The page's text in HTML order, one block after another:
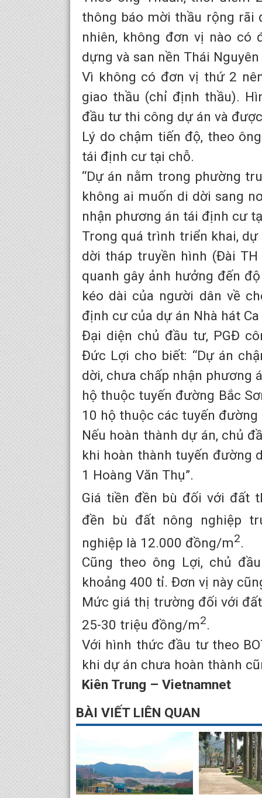
thông báo mời thầu rộng rãi
nhiên, không đơn vị nào có
dựng và san nền Thái
Vì không có đơn vị thứ 2
giao thầu (chỉ định thầu).
đầu tư thi công dự án và
Lý do chậm tiến độ, theo
tái định cư tại chỗ.
“Dự án nằm trong phường
không ai muốn di dời sang
nhận phương án tái định cư
Trong quá trình triển khai,
dời tháp truyền hình (Đài TH
quanh gây ảnh hưởng đến
kéo dài của người dân về
định cư của dự án Nhà hát
Đại diện chủ đầu tư, PGĐ
Đức Lợi cho biết: “Dự án
dời, chưa chấp nhận phương
hộ thuộc tuyến đường Bắc
10 hộ thuộc các tuyến đường
Nếu hoàn thành dự án, chủ
khi hoàn thành tuyến đường
1 Hoàng Văn Thụ”.
Giá tiền đền bù đối với đất
đền bù đất nông nghiệp
nghiệp là 12.000 đồng/m2.
Cũng theo ông Lợi, chủ
khoảng 400 tỉ. Đơn vị này
Mức giá thị trường đối với
25-30 triệu đồng/m2.
Với hình thức đầu tư theo
khi dự án chưa hoàn thành
Kiên Trung – Vietnamnet
BÀI VIẾT LIÊN QUAN